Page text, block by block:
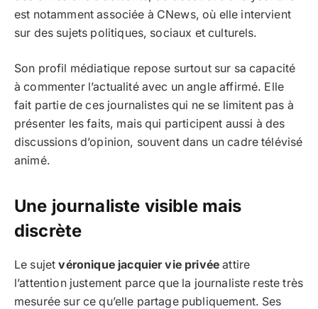
est notamment associée à CNews, où elle intervient
sur des sujets politiques, sociaux et culturels.
Son profil médiatique repose surtout sur sa capacité
à commenter l’actualité avec un angle affirmé. Elle
fait partie de ces journalistes qui ne se limitent pas à
présenter les faits, mais qui participent aussi à des
discussions d’opinion, souvent dans un cadre télévisé
animé.
Une journaliste visible mais
discrète
Le sujetvéronique jacquier vie privée attire
l’attention justement parce que la journaliste reste très
mesurée sur ce qu’elle partage publiquement. Ses